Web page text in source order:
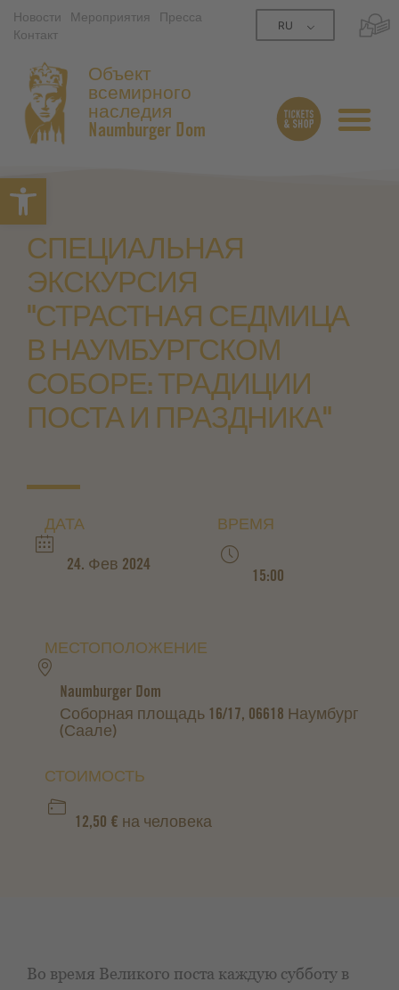
Открытая панель
Новости Мероприятия
Пресса
Контакт
RU
Объект
всемирного
наследия
Naumburger Dom
СПЕЦИАЛЬНАЯ
ЭКСКУРСИЯ
"СТРАСТНАЯ СЕДМИЦА
В НАУМБУРГСКОМ
СОБОРЕ: ТРАДИЦИИ
ПОСТА И ПРАЗДНИКА"
ДАТА
24. Фев 2024
ВРЕМЯ
15:00
МЕСТОПОЛОЖЕНИЕ
Naumburger Dom
Соборная площадь 16/17, 06618 Наумбург
(Саале)
СТОИМОСТЬ
12,50 € на человека
Во время Великого поста каждую субботу в